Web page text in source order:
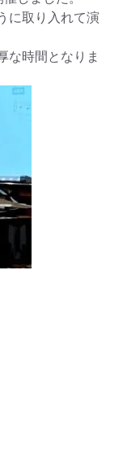
に取り入れて演
な時間となりま